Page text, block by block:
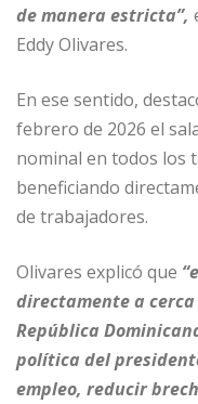
de manera estricta”,
Eddy Olivares.
En ese sentido,
febrero de 2026 el
nominal en todos los
beneficiando
de trabajadores.
Olivares explicó que
directamente a
República
política del
empleo, reducir